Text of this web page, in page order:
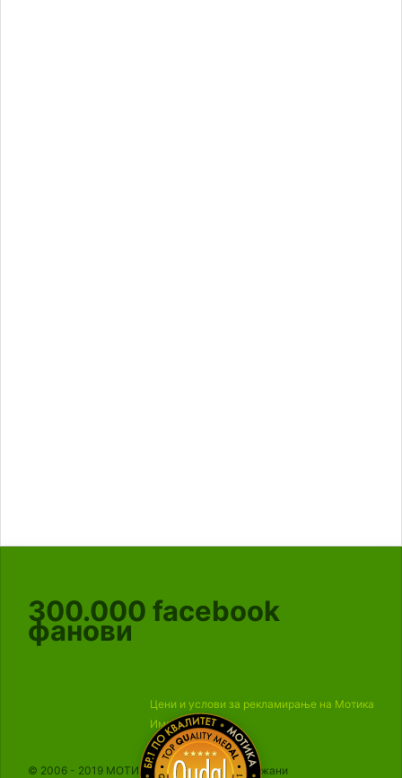
300.000 facebook
фанови
Цени и услови за рекламирање на Мотика
Импресум
© 2006 - 2019 МОТИКА, Сите права се задржани